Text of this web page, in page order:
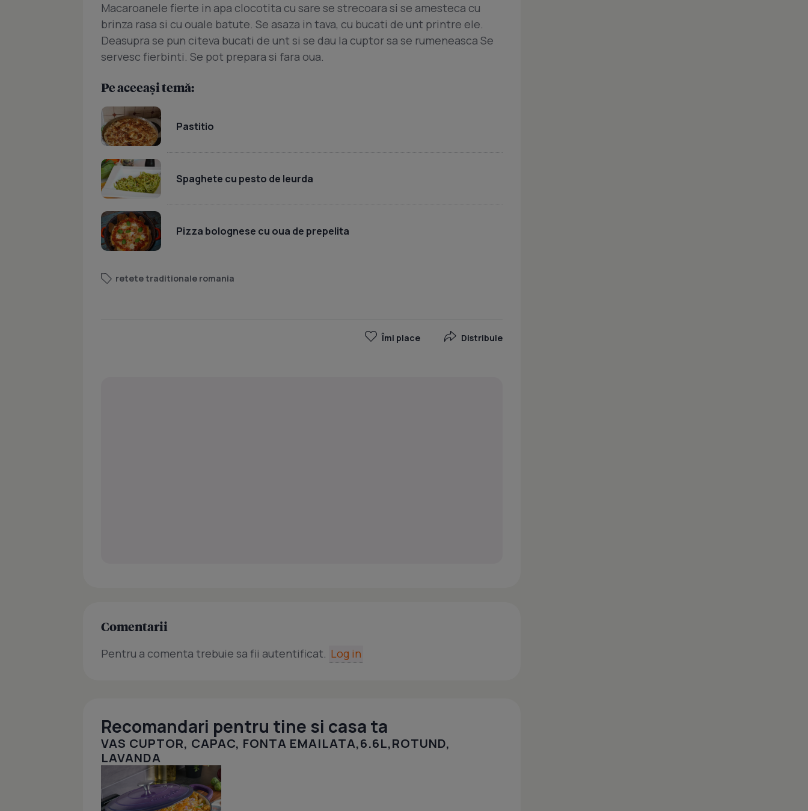
Macaroanele fierte in apa clocotita cu sare se strecoara si se amesteca cu
brinza rasa si cu ouale batute. Se asaza in tava, cu bucati de unt printre ele.
Deasupra se pun citeva bucati de unt si se dau la cuptor sa se rumeneasca Se
servesc fierbinti. Se pot prepara si fara oua.
Pe aceeași temă:
Pastitio
Spaghete cu pesto de leurda
Pizza bolognese cu oua de prepelita
retete traditionale romania
Îmi place Distribuie
Comentarii
Pentru a comenta trebuie sa fii autentificat. Log in
Recomandari pentru tine si casa ta
VAS CUPTOR, CAPAC, FONTA EMAILATA,6.6L,ROTUND,
LAVANDA